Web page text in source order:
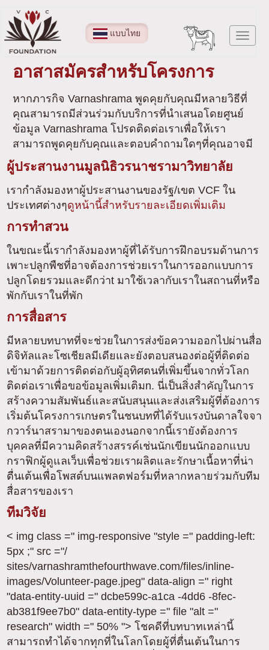
ข้าม
ไป
ยัง
หลัก
แบบไทย
อาสาสมัครสำหรับโครงการ
หากภารกิจ Varnashrama พูดคุยกับคุณมีหลายวิธีที่
คุณสามารถมีส่วนร่วมกับบริการที่นำเสนอโดยศูนย์
ข้อมูล Varnashrama โปรดติดต่อเราเพื่อให้เรา
สามารถพูดคุยกับคุณและตอบคำถามใดๆที่คุณอาจมี
ผู้ประสานงานมูลนิธิวรนาชรามาวิทยาลัย
เรากำลังมองหาผู้ประสานงานของรัฐ/เขต VCF ใน
ประเทศต่างๆดูหน้านี้สำหรับรายละเอียดเพิ่มเติม
การทำสวน
ในขณะนี้เรากำลังมองหาผู้ที่ได้รับการฝึกอบรมด้านการ
เพาะปลูกพืชที่อาจต้องการช่วยเราในการออกแบบการ
ปลูกโดยรวมและดีกว่าt มาใช้เวลากับเราในสถานที่หรือ
พักกับเราในที่พัก
การสื่อสาร
มีหลายบทบาทที่จะช่วยในการส่งข้อความออกไปผ่านสื่อ
ดิจิทัลและโซเชียลมีเดียและยังตอบสนองต่อผู้ที่ติดต่อ
เข้ามาด้วยการติดต่อกับผู้อุทิศตนที่เพิ่มขึ้นจากทั่วโลก
ติดต่อเราเพื่อขอข้อมูลเพิ่มเติมn. นี่เป็นสิ่งสำคัญในการ
สร้างความสัมพันธ์และสนับสนุนและส่งเสริมผู้ที่ต้องการ
เริ่มต้นโครงการเกษตรในชนบทที่ได้รับแรงบันดาลใจจา
กวาร์นาสรามาของตนเองนอกจากนี้เรายังต้องการ
บุคคลที่มีความคิดสร้างสรรค์เช่นนักเขียนนักออกแบบ
กราฟิกผู้ดูแลเว็บเพื่อช่วยเราผลิตและรักษาเนื้อหาที่น่า
ตื่นเต้นเพื่อโพสต์บนแพลตฟอร์มที่หลากหลายร่วมกับทีม
สื่อสารของเรา
ทีมวิจัย
< img class =" img-responsive "style =" padding-left:
5px ;" src ="/
sites/varnashramthefourthwave.com/files/inline-
images/Volunteer-page.jpeg" data-align =" right
"data-entity-uuid =" dcbe599c-a1ca -4dd6 -8fec-
ab381f9ee7b0" data-entity-type =" file "alt ="
research" width =" 50% "> โชคดีที่บทบาทเหล่านี้
สามารถทำได้จากทุกที่ในโลกโดยผู้ที่ตื่นเต้นในการ